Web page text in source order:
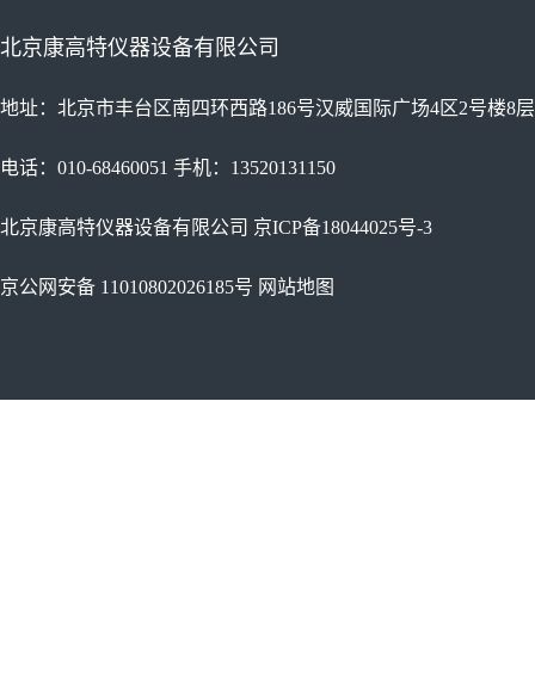
北京康高特仪器设备有限公司
地址：北京市丰台区南四环西路186号汉威国际广场4区2号楼8层
电话：010-68460051 手机：13520131150
北京康高特仪器设备有限公司 京ICP备18044025号-3
京公网安备 11010802026185号 网站地图